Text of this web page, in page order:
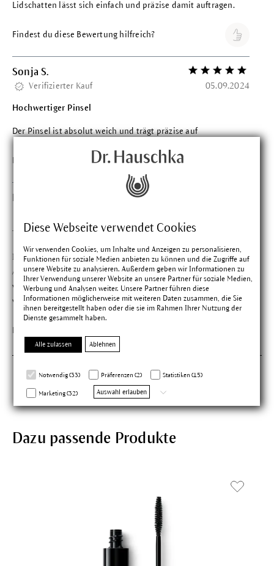
Diese Webseite verwendet Cookies
Wir verwenden Cookies, um Inhalte und Anzeigen zu personalisieren,
Funktionen für soziale Medien anbieten zu können und die Zugriffe auf
unsere Website zu analysieren. Außerdem geben wir Informationen zu
Ihrer Verwendung unserer Website an unsere Partner für soziale Medien,
Werbung und Analysen weiter. Unsere Partner führen diese
Informationen möglicherweise mit weiteren Daten zusammen, die Sie
ihnen bereitgestellt haben oder die sie im Rahmen Ihrer Nutzung der
Dienste gesammelt haben.
Alle zulassen Ablehnen
Notwendig (33) Präferenzen (2) Statistiken (15)
Marketing (32) Auswahl erlauben
Lidschatten lässt sich einfach und präzise damit auftragen.
Findest du diese Bewertung hilfreich?
Sonja S. Bewertung mit 5
Verifizierter Kauf 05.09.2024
Hochwertiger Pinsel
Der Pinsel ist absolut weich und trägt präzise auf
Findest du diese Bewertung hilfreich?
Trägt dort auf wo er soll
Ich nutze momentan sehr gerne Rouge in der Mitte des
Augenlides. Der Pinsel trägt nur dort auf wo ich es will und so
viel ich will. Ich muss nicht nach korrigieren, weil der Auftrag
viel zu dick ist. Tolle Handhabung
Findest du diese Bewertung hilfreich?
Dazu passende Produkte